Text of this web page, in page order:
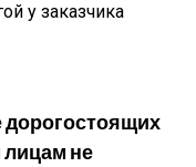
у заказчика
не